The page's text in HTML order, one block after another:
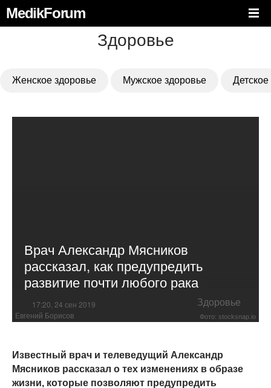
MedikForum
Здоровье
Женское здоровье Мужское здоровье
Врач Александр Мясников
рассказал, как предупредить
развитие почти любого рака
17:20, 24 сен 2019 Здоровье
Евгений Борисов Фото: stocksnap.io
Известный врач и телеведущий Александр
Мясников рассказал о тех изменениях в образе
жизни, которые позволяют предупредить